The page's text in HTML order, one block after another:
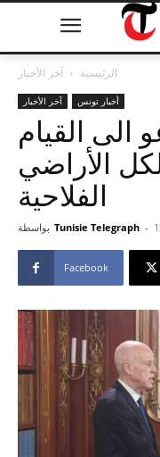
الرئيسية آخر الأخبار
آخر الأخبار أخبار تونس
القيام
الأراضي
الفلاحية
بواسطة Tunisie Telegraph -
Facebook